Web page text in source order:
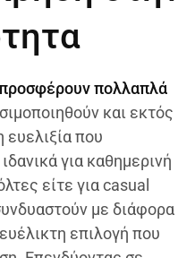
πολλαπλά
και εκτός
που
για καθημερινή
είτε για casual
με διάφορα
επιλογή που